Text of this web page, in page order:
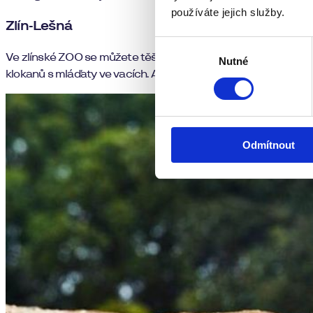
používáte jejich služby.
souhlasu
Nutné
Odmítnout
Zlín-Lešná
Ve zlínské ZOO se můžete těšit na velikonoční prohlídky
klokanů s mláďaty ve vacích. Ani ve vnitřních expozicích